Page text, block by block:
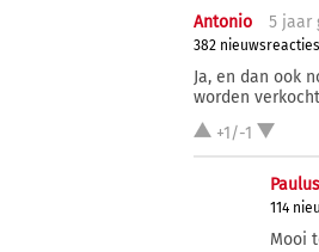
Antonio 5 jaar
382 nieuwsreacties
Ja, en dan ook
worden
+1/-1
114
Mooi